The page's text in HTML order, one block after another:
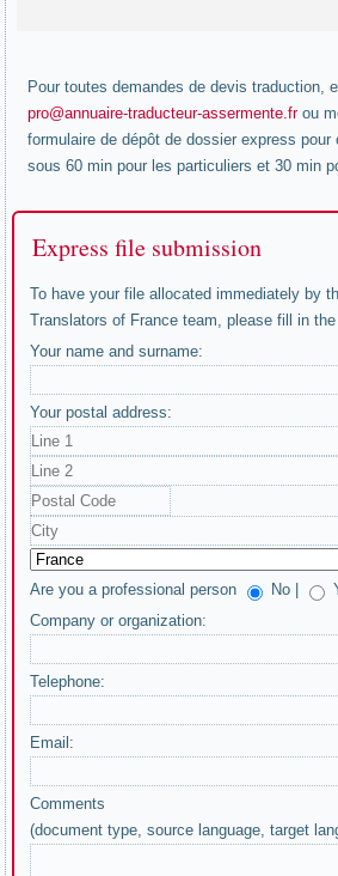
Pour toutes demandes de devis traduction,
pro@annuaire-traducteur-assermente.frou
formulaire de dépôt de dossier express pour
sous 60 min pour les particuliers et 30 min
Express file submission
To have your file allocated immediately by
Translators of France team, please fill in
Your name and surname:
Your postal address:
Are you a professional person No |
Company or organization:
Telephone:
Email:
Comments
(document type, source language, target